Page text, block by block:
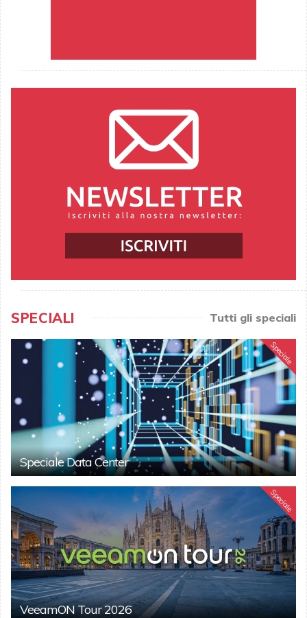
SPECIALI Tutti gli speciali
Speciale
Speciale Data Center
Speciale
VeeamON Tour 2026